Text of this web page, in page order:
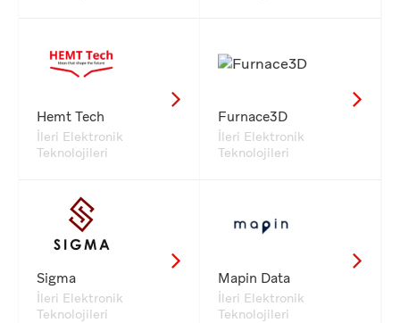
Hemt Tech
İleri Elektronik
Teknolojileri
Furnace3D
İleri Elektronik
Teknolojileri
Sigma
İleri Elektronik
Teknolojileri
Mapin Data
İleri Elektronik
Teknolojileri